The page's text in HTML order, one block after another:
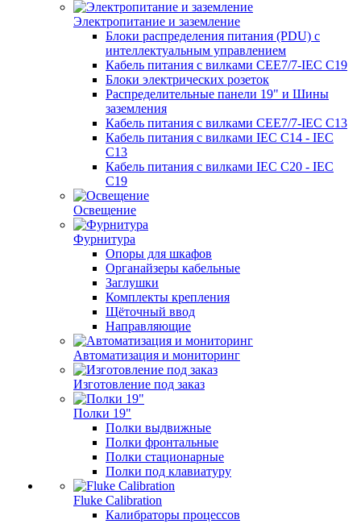
Электропитание и заземление
Блоки распределения питания (PDU) с
интеллектуальным управлением
Кабель питания с вилками CEE7/7-IEC C19
Блоки электрических розеток
Распределительные панели 19" и Шины
заземления
Кабель питания с вилками CEE7/7-IEC C13
Кабель питания с вилками IEC C14 - IEC
C13
Кабель питания с вилками IEC C20 - IEC
C19
Освещение
Фурнитура
Опоры для шкафов
Органайзеры кабельные
Заглушки
Комплекты крепления
Щёточный ввод
Направляющие
Автоматизация и мониторинг
Изготовление под заказ
Полки 19"
Полки выдвижные
Полки фронтальные
Полки стационарные
Полки под клавиатуру
Fluke Calibration
Калибраторы процессов